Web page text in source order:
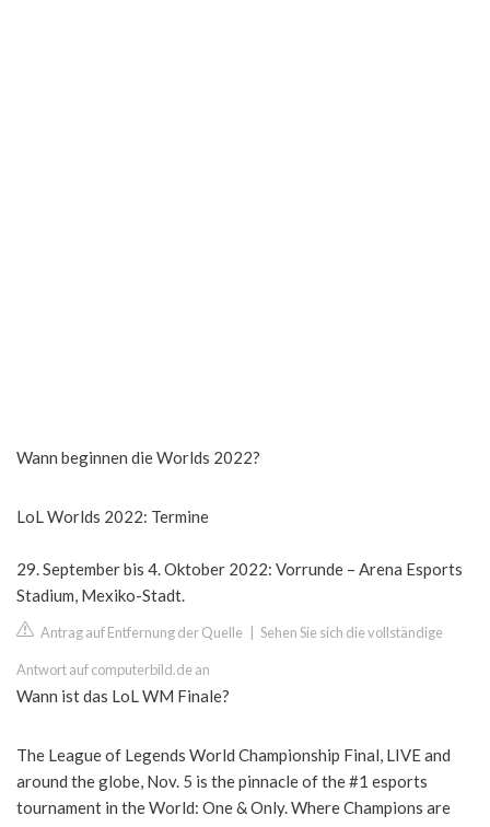
Wann beginnen die Worlds 2022?
LoL Worlds 2022: Termine
29. September bis 4. Oktober 2022: Vorrunde – Arena Esports
Stadium, Mexiko-Stadt.
Antrag auf Entfernung der Quelle Sehen Sie sich die vollständige
Antwort auf computerbild.de an
Wann ist das LoL WM Finale?
The League of Legends World Championship Final, LIVE and
around the globe, Nov. 5 is the pinnacle of the #1 esports
tournament in the World: One & Only. Where Champions are